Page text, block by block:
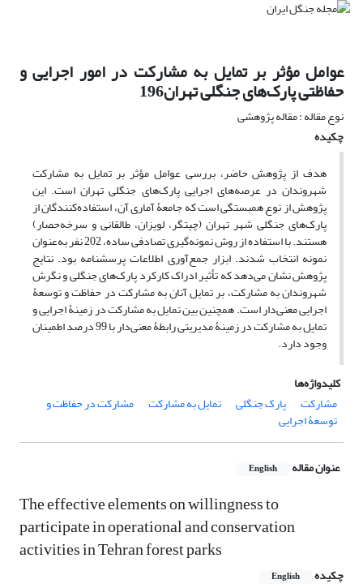
عوامل مؤثر بر تمایل به مشارکت در امور اجرایی و
حفاظتی پارک‌های جنگلی تهران196
نوع مقاله : مقاله پژوهشی
چکیده
هدف از پژوهش حاضر، بررسی عوامل مؤثر بر تمایل به مشارکت
شهروندان در عرصه‌های اجرایی پارک‌های جنگلی تهران است. این
پژوهش از نوع همبستگی است که جامعۀ آماری آن، استفاده‌کنندگان از
پارک‌های جنگلی شهر تهران (چیتگر، لویزان، طالقانی و سرخه‌حصار)
هستند. با استفاده از روش نمونه‌گیری تصادفی ساده، 202 نفر به‌عنوان
نمونه انتخاب شدند. ابزار جمع‌آوری اطلاعات پرسشنامه بود. نتایج
پژوهش نشان می‌دهد که تأثیر ادراک کارکرد پارک‌های جنگلی و نگرش
شهروندان به مشارکت، بر تمایل آنان به مشارکت در حفاظت و توسعۀ
اجرایی معنی‌دار است. همچنین بین تمایل به مشارکت در زمینۀ اجرایی و
تمایل به مشارکت در زمینۀ مدیریتی رابطۀ معنی‌دار با 99 درصد اطمینان
وجود دارد.
کلیدواژه‌ها
مشارکت
پارک جنگلی تمایل به مشارکت مشارکت در حفاظت و
توسعۀ اجرایی
عنوان مقاله English
The effective elements on willingness to
participate in operational and conservation
activities in Tehran forest parks
چکیده English